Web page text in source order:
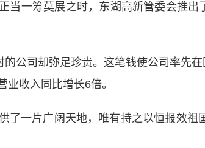
当一筹莫展之时，东湖高新管委会推
司却弥足珍贵。这笔钱使公司率先在
业收入同比增长6倍。
一片广阔天地，唯有持之以恒报效祖